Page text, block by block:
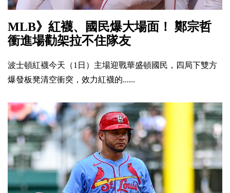
MLB》紅襪、國民爆大場面！ 鄭宗哲
衝進場勸架拉不住隊友
波士頓紅襪今天（1日）主場迎戰華盛頓國民，四局下雙方
爆發板凳清空衝突，效力紅襪的......